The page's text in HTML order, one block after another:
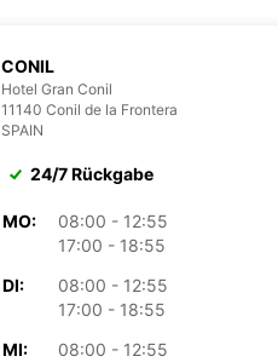
CONIL
Hotel Gran Conil
11140 Conil de la Frontera
SPAIN
24/7 Rückgabe
MO:
08:00 - 12:55
17:00 - 18:55
DI:
08:00 - 12:55
17:00 - 18:55
MI:
08:00 - 12:55